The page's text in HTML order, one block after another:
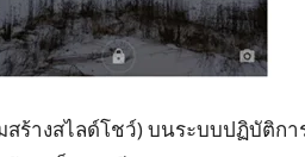
สร้างสไลด์โชว์) บนระบบปฏิบัติก